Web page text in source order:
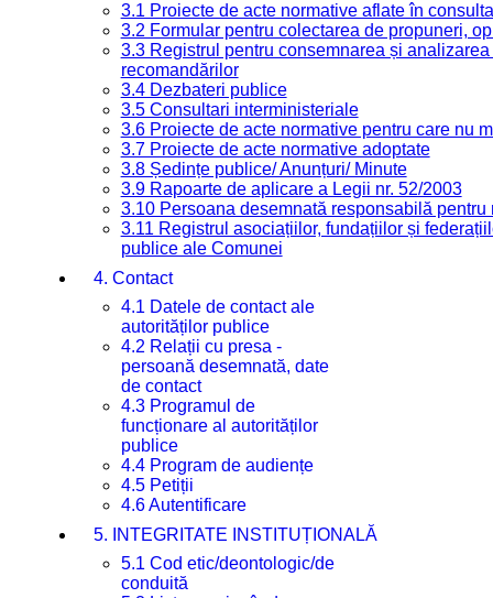
3.1 Proiecte de acte normative aflate în
3.2 Formular pentru colectarea de propuneri,
3.3 Registrul pentru consemnarea și
recomandărilor
3.4 Dezbateri publice
3.5 Consultari interministeriale
3.6 Proiecte de acte normative pentru care nu
3.7 Proiecte de acte normative adoptate
3.8 Ședințe publice/ Anunțuri/ Minute
3.9 Rapoarte de aplicare a Legii nr. 52/2003
3.10 Persoana desemnată responsabilă
3.11 Registrul asociațiilor, fundațiilor și
publice ale Comunei
4. Contact
4.1 Datele de contact ale
autorităților publice
4.2 Relații cu presa -
persoană desemnată, date
de contact
4.3 Programul de
funcționare al autorităților
publice
4.4 Program de audiențe
4.5 Petiții
4.6 Autentificare
5. INTEGRITATE INSTITUȚIONALĂ
5.1 Cod etic/deontologic/de
conduită